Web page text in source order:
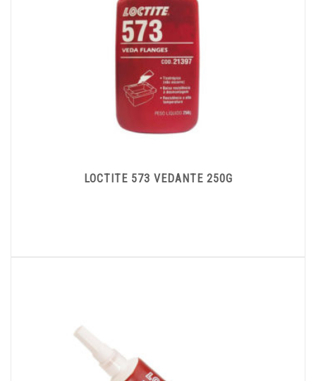
LOCTITE 573 VEDANTE 250G